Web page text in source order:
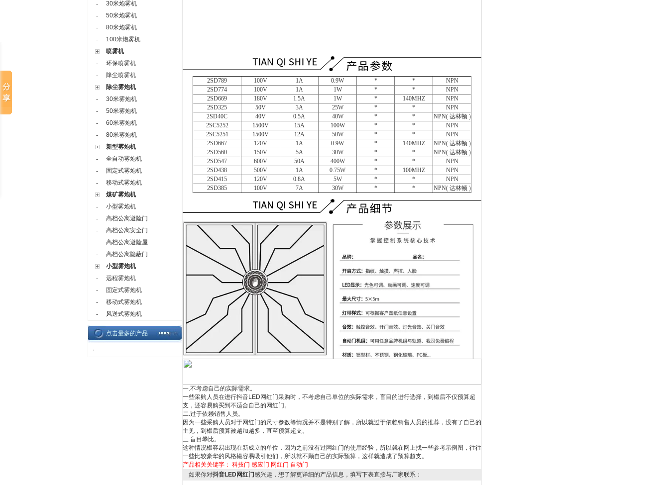
-
30米炮雾机
-
50米炮雾机
-
80米炮雾机
-
100米炮雾机
喷雾机
-
环保喷雾机
-
降尘喷雾机
除尘雾炮机
-
30米雾炮机
-
50米雾炮机
-
60米雾炮机
-
80米雾炮机
新型雾炮机
-
全自动雾炮机
-
固定式雾炮机
-
移动式雾炮机
煤矿雾炮机
-
小型雾炮机
-
高档公寓避险门
-
高档公寓安全门
-
高档公寓避险屋
-
高档公寓隐蔽门
小型雾炮机
-
远程雾炮机
-
固定式雾炮机
-
移动式雾炮机
-
风送式雾炮机
点击量多的产品
·
2SD789 100V 1A 0.9W * *
NPN
2SD774
100V 1A 1W * *
NPN
2SD669
180V 1.5A 1W * 140MHZ
NPN
2SD325
50V 3A 25W * *
NPN
2SD40C
40V 0.5A 40W * * NPN( 达林顿 )
2SC5252
1500V 15A 100W * *
NPN
2SC5251
1500V 12A 50W * *
NPN
2SD667
120V 1A 0.9W * 140MHZ NPN( 达林顿 )
2SD560
150V 5A 30W * * NPN( 达林顿 )
2SD547
600V 50A 400W * *
NPN
2SD438
500V 1A 0.75W * 100MHZ
NPN
2SD415
120V 0.8A 5W * *
NPN
2SD385
100V 7A 30W * * NPN( 达林顿 )
一.不考虑自己的实际需求。
一些采购人员在进行抖音LED 网红门采购时，不考虑自己单位的实际需求，盲目的进行选择，到樶后不仅预算超
支，还容易购买到不适合自己的网红门。
二.过于依赖销售人员。
因为一些采购人员对于网红门的尺寸参数等情况并不是特别了解，所以就过于依赖销售人员的推荐，没有了自己的
主见，到樶后预算被越加越多，直至预算超支。
三.盲目攀比。
这种情况樶容易出现在新成立的单位，因为之前没有过网红门的使用经验，所以就在网上找一些参考示例图，往往
一些比较豪华的风格樶容易吸引他们，所以就不顾自己的实际预算，这样就造成了预算超支。
产品相关关键字： 科技门 感应门 网红门 自动门
如果你对抖音LED网红门感兴趣，想了解更详细的产品信息，填写下表直接与厂家联系：